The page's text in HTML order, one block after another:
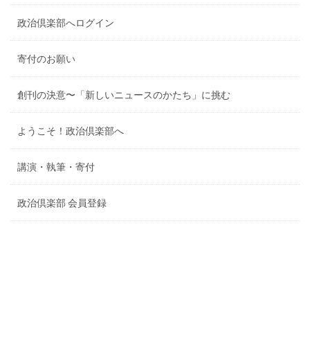
政治倶楽部へログイン
寄付のお願い
創刊の決意〜「新しいニュースのかたち」に挑む
ようこそ！政治倶楽部へ
講演・執筆・寄付
政治倶楽部 会員登録